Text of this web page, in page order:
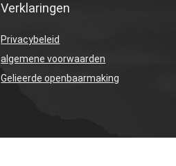
Verklaringen
Privacybeleid
algemene voorwaarden
Gelieerde openbaarmaking